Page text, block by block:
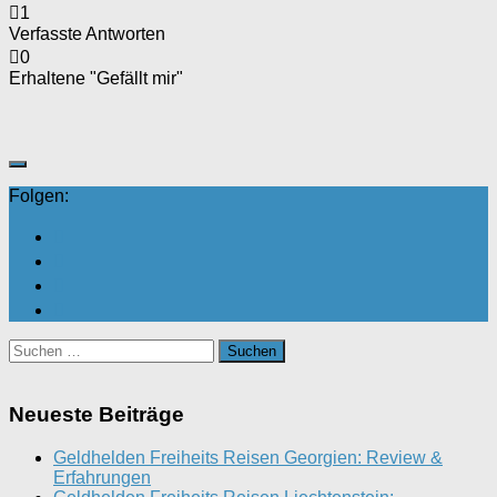
1
Verfasste Antworten
0
Erhaltene "Gefällt mir"
Folgen:
Suchen
nach:
Neueste Beiträge
Geldhelden Freiheits Reisen Georgien: Review &
Erfahrungen